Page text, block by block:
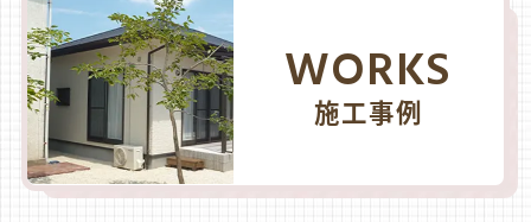
WORKS
施工事例